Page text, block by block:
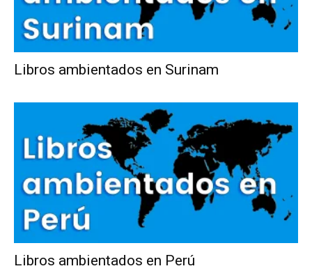
Libros ambientados en Surinam
Libros ambientados en Perú